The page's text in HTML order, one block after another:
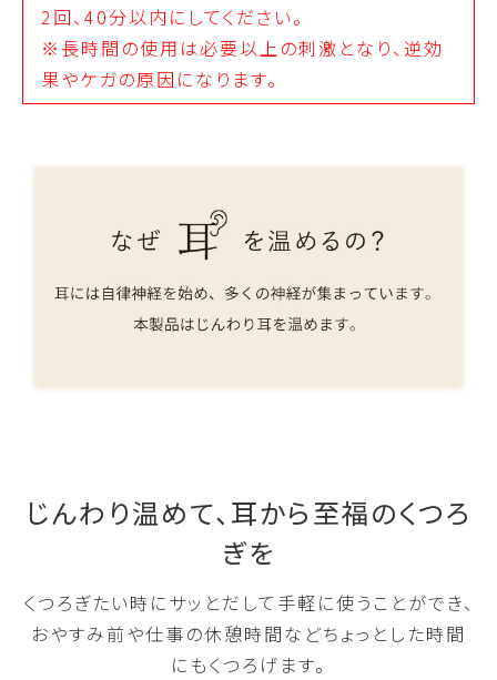
2回、40分以内にしてください。
※長時間の使用は必要以上の刺激となり、逆効
果やケガの原因になります。
じんわり温めて、耳から至福のくつろ
ぎを
くつろぎたい時にサッとだして手軽に使うことができ、
おやすみ前や仕事の休憩時間などちょっとした時間
にもくつろげます。